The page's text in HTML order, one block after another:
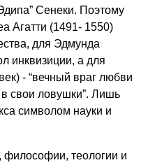
Сенеки. Поэтому
Агатти (1491- 1550)
для Эдмунда
инквизиции, а для
- “вечный враг любви
свои ловушки”. Лишь
символом науки и
философии, теологии и